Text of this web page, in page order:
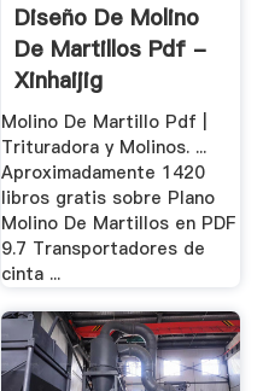
Diseño De Molino
De Martillos Pdf -
Xinhaijig
Molino De Martillo Pdf |
Trituradora y Molinos. ...
Aproximadamente 1420
libros gratis sobre Plano
Molino De Martillos en PDF
9.7 Transportadores de
cinta ...